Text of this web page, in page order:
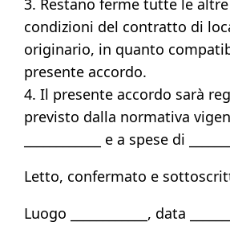
condizioni del contratto di
originario, in quanto
presente accordo.
4. Il presente accordo sarà
previsto dalla normativa
____________ e a spese di
Letto, confermato e
Luogo ____________, data